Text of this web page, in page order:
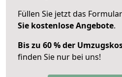
Füllen Sie jetzt das
Sie kostenlose Angebote.
Bis zu 60 % der
finden Sie nur bei uns!